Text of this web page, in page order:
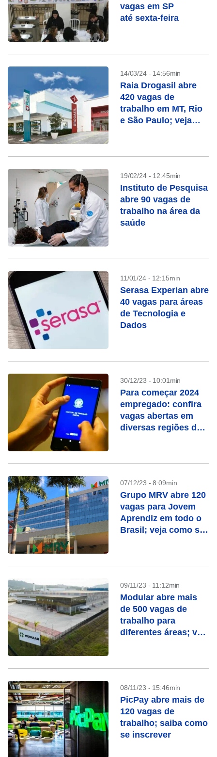
vagas em SP
até sexta-feira
14/03/24 - 14:56min
Raia Drogasil abre
420 vagas de
trabalho em MT, Rio
e São Paulo; veja
19/02/24 - 12:45min
Instituto de Pesquisa
abre 90 vagas de
trabalho na área da
saúde
11/01/24 - 12:15min
Serasa Experian abre
40 vagas para áreas
de Tecnologia e
Dados
30/12/23 - 10:01min
Para começar 2024
empregado: confira
vagas abertas em
diversas regiões do
07/12/23 - 8:09min
Grupo MRV abre 120
vagas para Jovem
Aprendiz em todo o
Brasil; veja como se
09/11/23 - 11:12min
Modular abre mais
de 500 vagas de
trabalho para
diferentes áreas; veja
08/11/23 - 15:46min
PicPay abre mais de
120 vagas de
trabalho; saiba como
se inscrever